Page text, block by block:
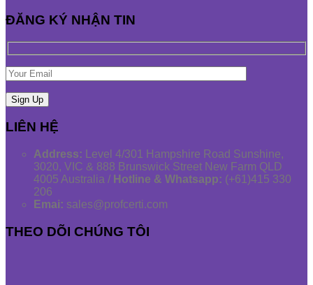
ĐĂNG KÝ NHẬN TIN
LIÊN HỆ
Address: Level 4/301 Hampshire Road Sunshine,
3020, VIC & 888 Brunswick Street New Farm QLD
4005 Australia / Hotline & Whatsapp: (+61)415 330
206
Emai: sales@profcerti.com
THEO DÕI CHÚNG TÔI